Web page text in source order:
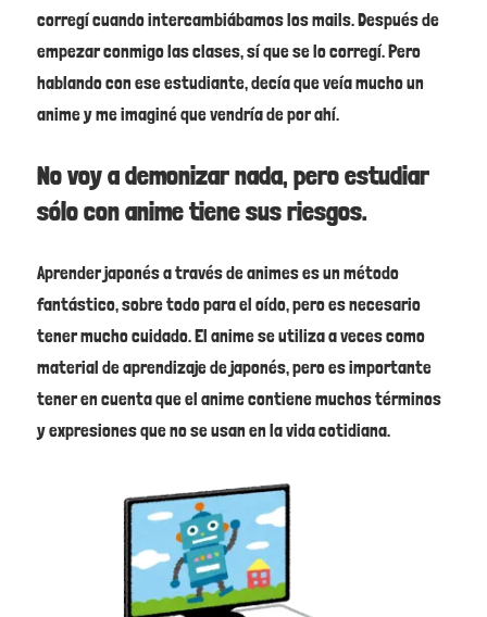
corregí cuando intercambiábamos los mails. Después de
empezar conmigo las clases, sí que se lo corregí. Pero
hablando con ese estudiante, decía que veía mucho un
anime y me imaginé que vendría de por ahí.
No voy a demonizar nada, pero estudiar
sólo con anime tiene sus riesgos.
Aprender japonés a través de animes es un método
fantástico, sobre todo para el oído, pero es necesario
tener mucho cuidado. El anime se utiliza a veces como
material de aprendizaje de japonés, pero es importante
tener en cuenta que el anime contiene muchos términos
y expresiones que no se usan en la vida cotidiana.